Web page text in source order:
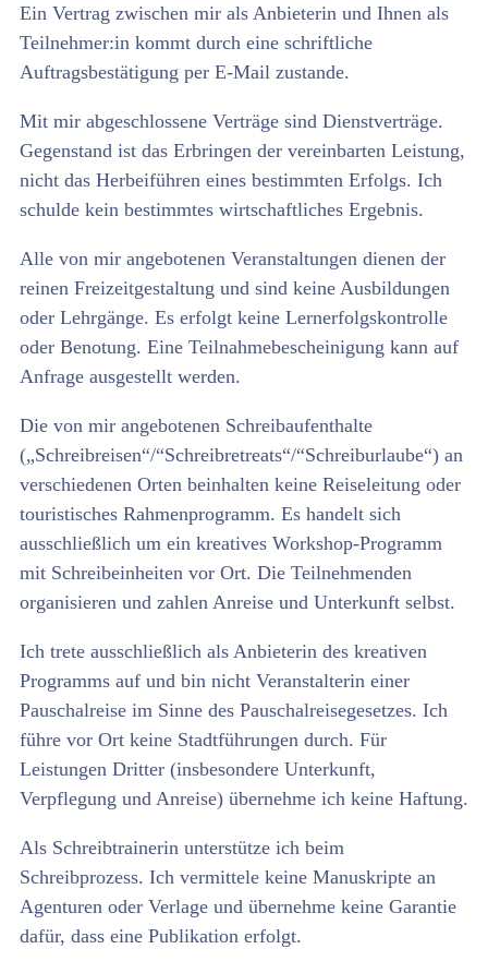
Ein Vertrag zwischen mir als Anbieterin und Ihnen als
Teilnehmer:in kommt durch eine schriftliche
Auftragsbestätigung per E-Mail zustande.
Mit mir abgeschlossene Verträge sind Dienstverträge.
Gegenstand ist das Erbringen der vereinbarten Leistung,
nicht das Herbeiführen eines bestimmten Erfolgs. Ich
schulde kein bestimmtes wirtschaftliches Ergebnis.
Alle von mir angebotenen Veranstaltungen dienen der
reinen Freizeitgestaltung und sind keine Ausbildungen
oder Lehrgänge. Es erfolgt keine Lernerfolgskontrolle
oder Benotung. Eine Teilnahmebescheinigung kann auf
Anfrage ausgestellt werden.
Die von mir angebotenen Schreibaufenthalte
(„Schreibreisen“/“Schreibretreats“/“Schreiburlaube“) an
verschiedenen Orten beinhalten keine Reiseleitung oder
touristisches Rahmenprogramm. Es handelt sich
ausschließlich um ein kreatives Workshop-Programm
mit Schreibeinheiten vor Ort. Die Teilnehmenden
organisieren und zahlen Anreise und Unterkunft selbst.
Ich trete ausschließlich als Anbieterin des kreativen
Programms auf und bin nicht Veranstalterin einer
Pauschalreise im Sinne des Pauschalreisegesetzes. Ich
führe vor Ort keine Stadtführungen durch. Für
Leistungen Dritter (insbesondere Unterkunft,
Verpflegung und Anreise) übernehme ich keine Haftung.
Als Schreibtrainerin unterstütze ich beim
Schreibprozess. Ich vermittele keine Manuskripte an
Agenturen oder Verlage und übernehme keine Garantie
dafür, dass eine Publikation erfolgt.